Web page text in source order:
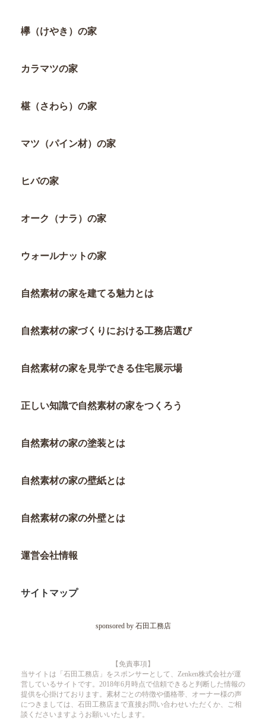
欅（けやき）の家
カラマツの家
椹（さわら）の家
マツ（パイン材）の家
ヒバの家
オーク（ナラ）の家
ウォールナットの家
自然素材の家を建てる魅力とは
自然素材の家づくりにおける工務店選び
自然素材の家を見学できる住宅展示場
正しい知識で自然素材の家をつくろう
自然素材の家の塗装とは
自然素材の家の壁紙とは
自然素材の家の外壁とは
運営会社情報
サイトマップ
sponsored by 石田工務店
【免責事項】
当サイトは「石田工務店」をスポンサーとして、Zenken株式会社が運
営しているサイトです。2018年6月時点で信頼できると判断した情報の
提供を心掛けております。素材ごとの特徴や価格帯、オーナー様の声
につきましては、石田工務店まで直接お問い合わせいただくか、ご相
談くださいますようお願いいたします。